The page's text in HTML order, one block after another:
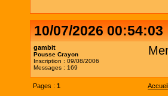
10/07/2026 00:54:03
gambit
Pousse Crayon
Inscription : 09/08/2006
Messages : 169
Pages : 1 Accueil